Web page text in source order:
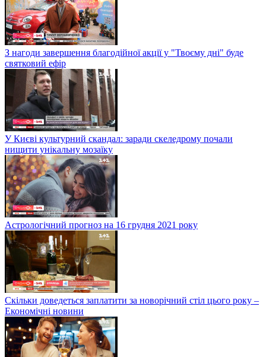
З нагоди завершення благодійної акції у "Твоєму дні" буде
святковий ефір
У Києві культурний скандал: заради скеледрому почали
нищити унікальну мозаїку
Астрологічний прогноз на 16 грудня 2021 року
Скільки доведеться заплатити за новорічний стіл цього року –
Економічні новини